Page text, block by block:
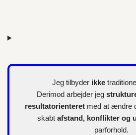
Jeg tilbyder ikke
Derimod arbejder jeg
resultatorienteretmed at ændre
skabt afstand, konflikter og
parforhold.